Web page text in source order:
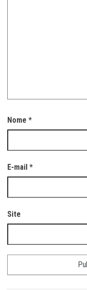
Nome *
E-mail *
Site